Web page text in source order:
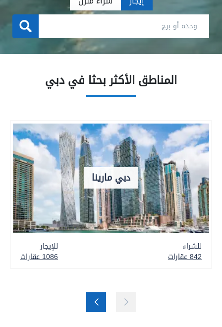
المناطق الأكثر بحثا في دبي
دبي مارينا
للشراء
842 عقارات
للإيجار
1086 عقارات